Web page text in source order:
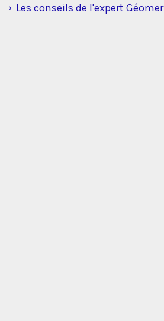
Les conseils de l'expert Géomer